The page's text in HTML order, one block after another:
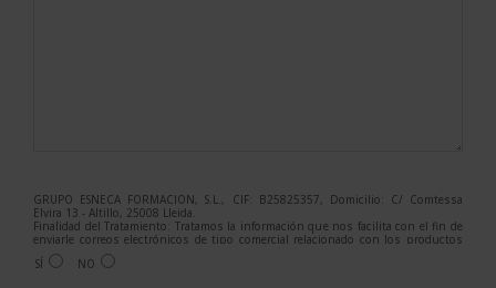
GRUPO ESNECA FORMACIÓN, S.L., CIF: B25825357, Domicilio: C/ Comtessa
Elvira 13 - Altillo, 25008 Lleida.
Finalidad del Tratamiento: Tratamos la información que nos facilita con el fin de
enviarle correos electrónicos de tipo comercial relacionado con los productos
ofrecidos y otros tipo de productos que fueran de su interés.
Legitimación del tratamiento: Consentimiento del interesado.
SÍ NO